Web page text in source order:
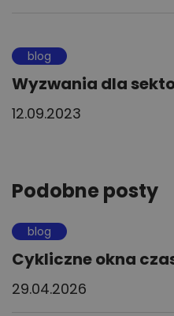
blog
Wyzwania dla
12.09.2023
Podobne posty
blog
Cykliczne okna
29.04.2026